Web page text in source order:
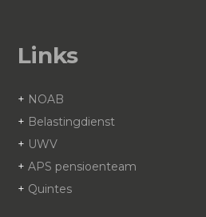
Links
+ NOAB
+ Belastingdienst
+ UWV
+APS pensioenteam
+ Quintes